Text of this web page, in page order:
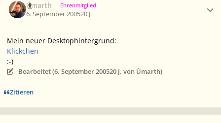
Úmarth Ehrenmitglied
6. September 200520 J.
Mein neuer Desktophintergrund:
Klickchen
:-)
Bearbeitet (6. September 200520 J. von Úmarth)
Zitieren